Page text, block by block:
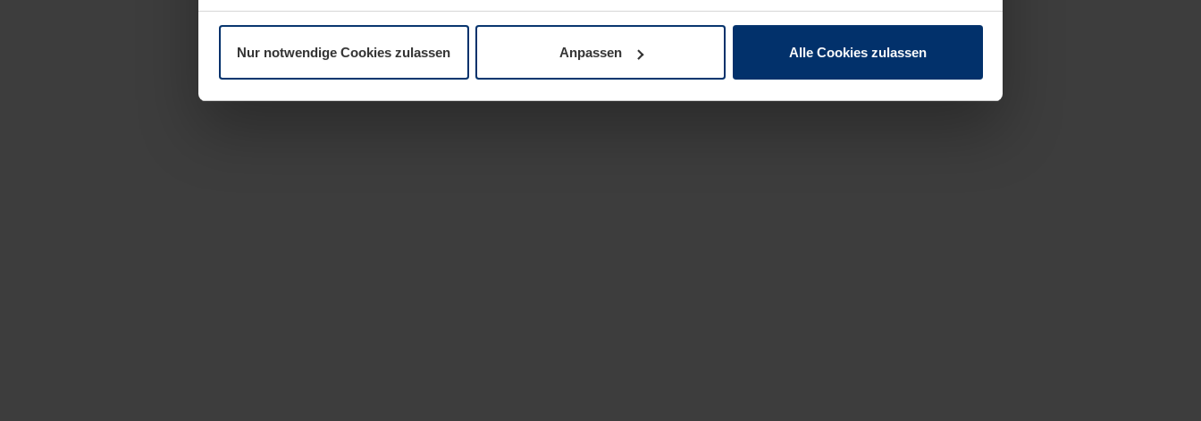
Erläuterung auf der SeiteDatenschutzerklärungunserer Website ändern oder widerrufen.
Nur notwendige Cookies zulassen Anpassen Alle Cookies zulassen